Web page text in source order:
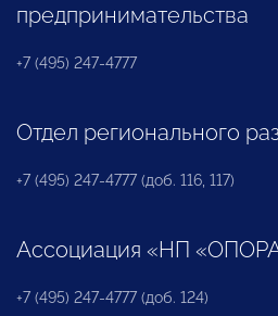
предпринимательства
+7 (495) 247-4777
Отдел регионального
+7 (495) 247-4777 (доб. 116, 117)
Ассоциация «НП
+7 (495) 247-4777 (доб. 124)